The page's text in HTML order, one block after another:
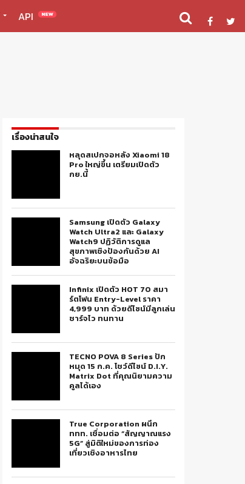
API NEW
เรื่องน่าสนใจ
หลุดสเปกจอหลัง Xiaomi 18
Pro ใหญ่ขึ้น เตรียมเปิดตัว
กย.นี้
Samsung เปิดตัว Galaxy
Watch Ultra2 และ Galaxy
Watch9 ปฏิวัติการดูแล
สุขภาพเชิงป้องกันด้วย AI
อัจฉริยะบนข้อมือ
Infinix เปิดตัว HOT 70 สมา
ร์ตโฟน Entry-Level ราคา
4,999 บาท ด้วยดีไซน์มีลูกเล่น
ชาร์จไว ทนทาน
TECNO POVA 8 Series ปัก
หมุด 15 ก.ค. โชว์ดีไซน์ D.I.Y.
Matrix Dot ที่คุณนิยามความ
คูลได้เอง
True Corporation ผนึก
ททท. เชื่อมต่อ “สัญญาณแรง
5G” สู่มิติใหม่ของการท่อง
เที่ยวเชิงอาหารไทย